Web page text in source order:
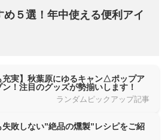
５選！年中使える便利アイ
充実】秋葉原にゆるキャン△ポップア
！注目のグッズが勢揃いします！
ランダムピックアップ記事
敗しない”絶品の燻製”レシピをご紹